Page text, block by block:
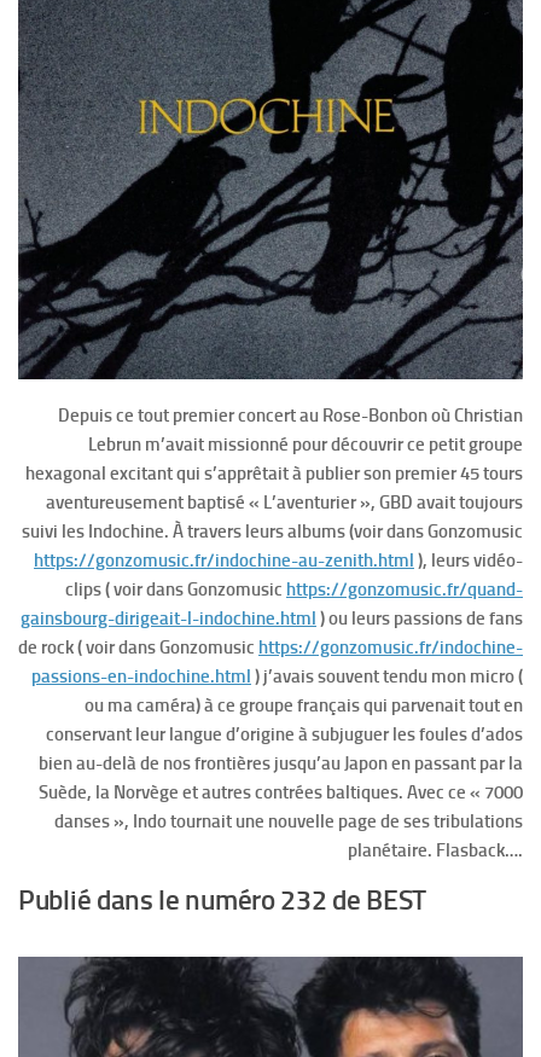
Depuis ce tout premier concert au Rose-Bonbon où Christian
Lebrun m’avait missionné pour découvrir ce petit groupe
hexagonal excitant qui s’apprêtait à publier son premier 45 tours
aventureusement baptisé « L’aventurier », GBD avait toujours
suivi les Indochine. À travers leurs albums (voir dans Gonzomusic
https://gonzomusic.fr/indochine-au-zenith.html ), leurs vidéo-
clips ( voir dans Gonzomusic https://gonzomusic.fr/quand-
gainsbourg-dirigeait-l-indochine.html ) ou leurs passions de fans
de rock ( voir dans Gonzomusic https://gonzomusic.fr/indochine-
passions-en-indochine.html ) j’avais souvent tendu mon micro (
ou ma caméra) à ce groupe français qui parvenait tout en
conservant leur langue d’origine à subjuguer les foules d’ados
bien au-delà de nos frontières jusqu’au Japon en passant par la
Suède, la Norvège et autres contrées baltiques. Avec ce « 7000
danses », Indo tournait une nouvelle page de ses tribulations
planétaire. Flasback….
Publié dans le numéro 232 de BEST